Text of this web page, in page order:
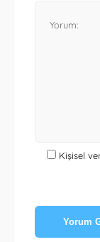
Kişisel
Yorum